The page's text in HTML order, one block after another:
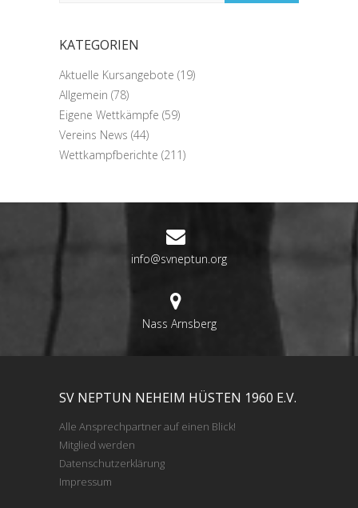
KATEGORIEN
Aktuelle Kursangebote (19)
Allgemein (78)
Eigene Wettkämpfe (59)
Vereins News (44)
Wettkampfberichte (211)
info@svneptun.org
Nass Arnsberg
SV NEPTUN NEHEIM HÜSTEN 1960 E.V.
Alle Ansprechpartner auf einen Blick!
Mitglied werden
Datenschutzerklärung
Impressum